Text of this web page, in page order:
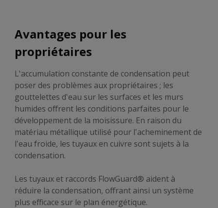
Avantages pour les
propriétaires
L'accumulation constante de condensation peut
poser des problèmes aux propriétaires ; les
gouttelettes d'eau sur les surfaces et les murs
humides offrent les conditions parfaites pour le
développement de la moisissure. En raison du
matériau métallique utilisé pour l'acheminement de
l'eau froide, les tuyaux en cuivre sont sujets à la
condensation.
Les tuyaux et raccords FlowGuard® aident à
réduire la condensation, offrant ainsi un système
plus efficace sur le plan énergétique.